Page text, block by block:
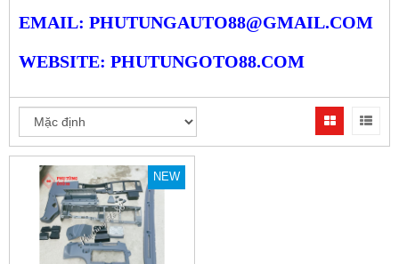
EMAIL: PHUTUNGAUTO88@GMAIL.COM
WEBSITE: PHUTUNGOTO88.COM
NEW